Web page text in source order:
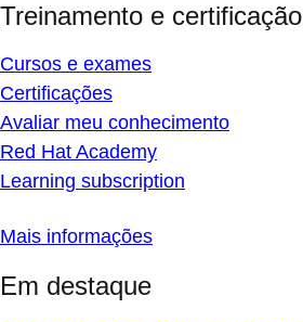
Treinamento e certificação
Cursos e exames
Certificações
Avaliar meu conhecimento
Red Hat Academy
Learning subscription
Mais informações
Em destaque